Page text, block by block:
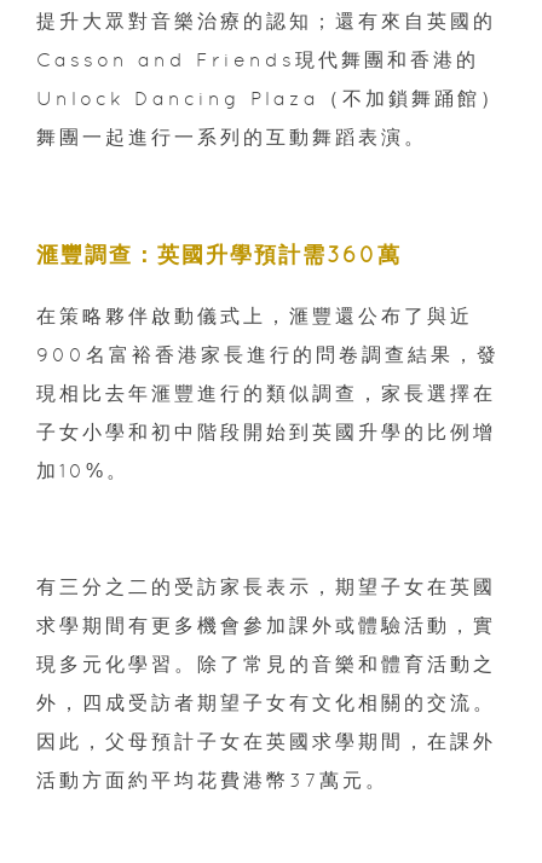
提升大眾對音樂治療的認知；還有來自英國的
Casson and Friends現代舞團和香港的
Unlock Dancing Plaza（不加鎖舞踊館）
舞團一起進行一系列的互動舞蹈表演。
滙豐調查：英國升學預計需360萬
在策略夥伴啟動儀式上，滙豐還公布了與近
900名富裕香港家長進行的問卷調查結果，發
現相比去年滙豐進行的類似調查，家長選擇在
子女小學和初中階段開始到英國升學的比例增
加10%。
有三分之二的受訪家長表示，期望子女在英國
求學期間有更多機會參加課外或體驗活動，實
現多元化學習。除了常見的音樂和體育活動之
外，四成受訪者期望子女有文化相關的交流。
因此，父母預計子女在英國求學期間，在課外
活動方面約平均花費港幣37萬元。